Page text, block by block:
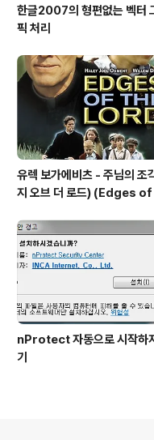
한글2007의 형편없는 벡터
픽 처리
유렉 보가에비츠 - 주님의 조
지 오브 더 로드) (Edges of
nProtect 자동으로 시작하
기